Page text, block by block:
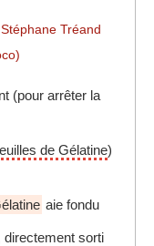
(pour arrêter la
de Gélatine)
aie fondu
directement sorti